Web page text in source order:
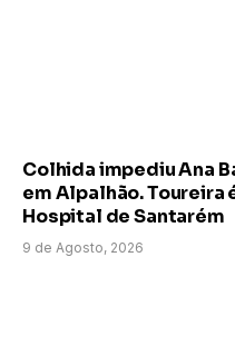
Colhida impediu Ana
em Alpalhão. Toureira
Hospital de Santarém
9 de Agosto, 2026